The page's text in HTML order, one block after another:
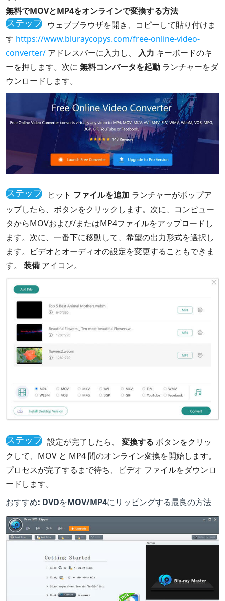
無料でMOVとMP4をオンラインで変換する方法
ステップ
1
ウェブブラウザを開き、コピーして貼り付けま
す https://www.bluraycopys.com/free-online-video-
converter/ アドレスバーに入力し、 入力 キーボードのキ
ーを押します。次に無料コンバータを起動 ランチャーをダ
ウンロードします。
ステップ
2
ヒット ファイルを追加 ランチャーがポップア
ップしたら、ボタンをクリックします。次に、コンピュー
タからMOVおよび/またはMP4ファイルをアップロードし
ます。次に、一番下に移動して、希望の出力形式を選択し
ます。ビデオとオーディオの設定を変更することもできま
す。装備 アイコン。
ステップ
3
設定が完了したら、変換する ボタンをクリッ
クして、MOV と MP4 間のオンライン変換を開始します。
プロセスが完了するまで待ち、ビデオ ファイルをダウンロ
ードします。
おすすめ: DVDをMOV/MP4にリッピングする最良の方法